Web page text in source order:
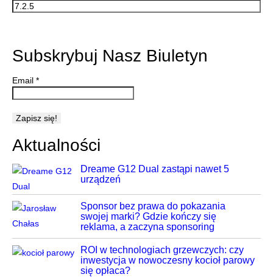
Subskrybuj Nasz Biuletyn
Email *
Aktualności
Dreame G12 Dual zastąpi nawet 5
urządzeń
Sponsor bez prawa do pokazania
swojej marki? Gdzie kończy się
reklama, a zaczyna sponsoring
ROI w technologiach grzewczych: czy
inwestycja w nowoczesny kocioł parowy
się opłaca?